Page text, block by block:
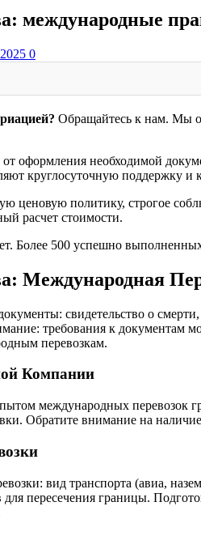
международные
0
Обращайтесь к нам. Мы
оформления необходимой
круглосуточную поддержку и
ценовую политику, строгое
расчет стоимости.
Более 500 успешно
Международная
свидетельство о
требования к документам
перевозкам.
Компании
международных перевозок
Обратите внимание на
вид транспорта (авиа,
пересечения границы.